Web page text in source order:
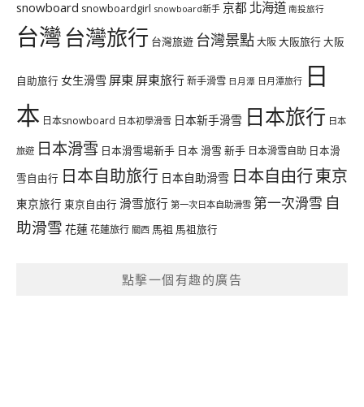
snowboard snowboardgirl snowboard新手 京都 北海道 南投旅行
台灣台灣旅行 台灣旅遊 台灣景點大阪大阪旅行大阪
自助旅行 女生滑雪 屏東 屏東旅行新手滑雪 日月潭 日月潭旅行 日
本 日本snowboard 日本初學滑雪 日本新手滑雪 日本旅行 日本
旅遊 日本滑雪 日本滑雪場新手 日本 滑雪 新手 日本滑雪自助 日本滑
雪自由行 日本自助旅行 日本自助滑雪 日本自由行東京
東京旅行 東京自由行 滑雪旅行 第一次日本自助滑雪 第一次滑雪 自
助滑雪 花蓮花蓮旅行 關西 馬祖 馬祖旅行
點擊一個有趣的廣告